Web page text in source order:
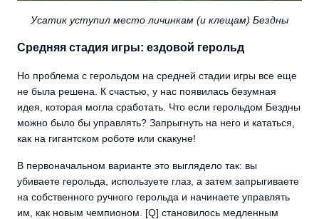
Усатик уступил место личинкам (и клещам) Бездны
Средняя стадия игры: ездовой герольд
Но проблема с герольдом на средней стадии игры все еще
не была решена. К счастью, у нас появилась безумная
идея, которая могла сработать. Что если герольдом Бездны
можно было бы управлять? Запрыгнуть на него и кататься,
как на гигантском роботе или скакуне!
В первоначальном варианте это выглядело так: вы
убиваете герольда, используете глаз, а затем запрыгиваете
на собственного ручного герольда и начинаете управлять
им, как новым чемпионом. [Q] становилось медленным